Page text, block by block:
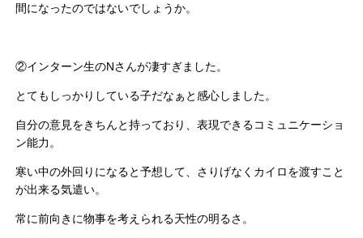
間になったのではないでしょうか。
②インターン生のNさんが凄すぎました。
とてもしっかりしている子だなぁと感心しました。
自分の意見をきちんと持っており、表現できるコミュニケーショ
ン能力。
寒い中の外回りになると予想して、さりげなくカイロを渡すこと
が出来る気遣い。
常に前向きに物事を考えられる天性の明るさ。